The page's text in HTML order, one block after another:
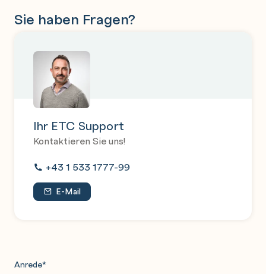
Sie haben Fragen?
Ihr ETC Support
Kontaktieren Sie uns!
+43 1 533 1777-99
E-Mail
Anrede*